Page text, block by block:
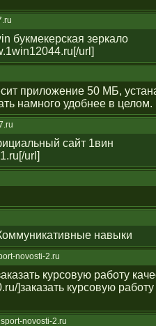
букмекерская зеркало
url]
приложение 50 МБ,
намного удобнее в целом.
сайт 1вин
url]
навыки
novosti-2.ru
курсовую работу
]заказать курсовую работу
novosti-2.ru